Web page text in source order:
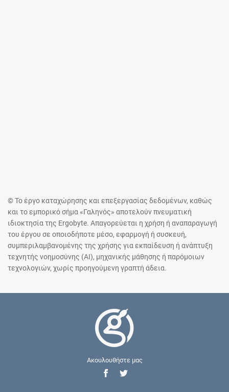
© Το έργο καταχώρησης και επεξεργασίας δεδομένων, καθώς
και το εμπορικό σήμα «Γαληνός» αποτελούν πνευματική
ιδιοκτησία της Ergobyte. Απαγορεύεται η χρήση ή αναπαραγωγή
του έργου σε οποιοδήποτε μέσο, εφαρμογή ή συσκευή,
συμπεριλαμβανομένης της χρήσης για εκπαίδευση ή ανάπτυξη
τεχνητής νοημοσύνης (AI), μηχανικής μάθησης ή παρόμοιων
τεχνολογιών, χωρίς προηγούμενη γραπτή άδεια.
Ακουλουθήστε μας